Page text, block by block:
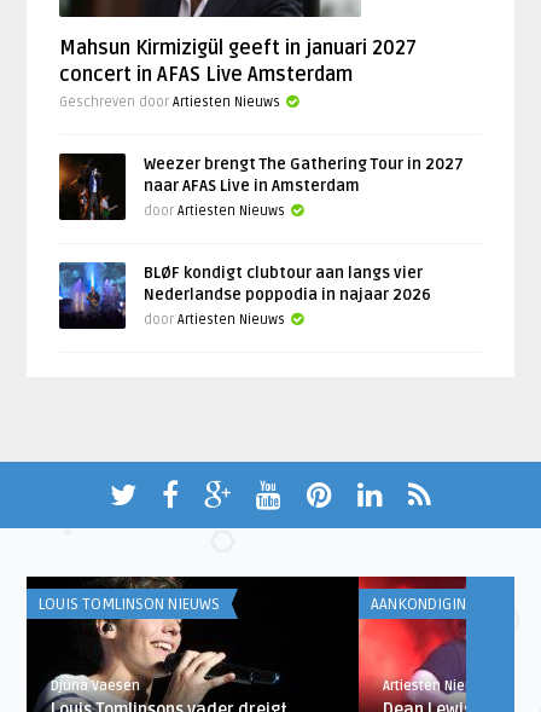
Mahsun Kirmizigül geeft in januari 2027
concert in AFAS Live Amsterdam
Geschreven doorArtiesten Nieuws
Weezer brengt The Gathering Tour in 2027
naar AFAS Live in Amsterdam
doorArtiesten Nieuws
BLØF kondigt clubtour aan langs vier
Nederlandse poppodia in najaar 2026
doorArtiesten Nieuws
LOUIS TOMLINSON NIEUWS
Djuna Vaesen
AANKONDIGINGEN
Artiesten Nieuws